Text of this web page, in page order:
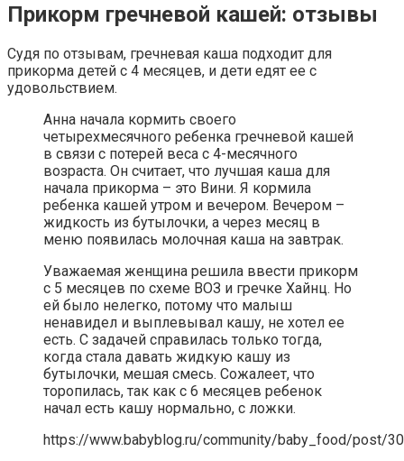
Прикорм гречневой кашей: отзывы
Судя по отзывам, гречневая каша подходит для
прикорма детей с 4 месяцев, и дети едят ее с
удовольствием.
Анна начала кормить своего
четырехмесячного ребенка гречневой кашей
в связи с потерей веса с 4-месячного
возраста. Он считает, что лучшая каша для
начала прикорма – это Вини. Я кормила
ребенка кашей утром и вечером. Вечером –
жидкость из бутылочки, а через месяц в
меню появилась молочная каша на завтрак.
Уважаемая женщина решила ввести прикорм
с 5 месяцев по схеме ВОЗ и гречке Хайнц. Но
ей было нелегко, потому что малыш
ненавидел и выплевывал кашу, не хотел ее
есть. С задачей справилась только тогда,
когда стала давать жидкую кашу из
бутылочки, мешая смесь. Сожалеет, что
торопилась, так как с 6 месяцев ребенок
начал есть кашу нормально, с ложки.
https://www.babyblog.ru/community/baby_food/post/